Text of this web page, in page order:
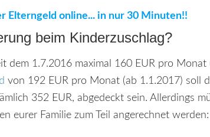
Elterngeld online... in nur 30 Minuten!!
beim Kinderzuschlag?
dem 1.7.2016 maximal 160 EUR pro Monat
von 192 EUR pro Monat (ab 1.1.2017) soll
352 EUR, abgedeckt sein. Allerdings
eurer Familie zum Teil angerechnet werden: